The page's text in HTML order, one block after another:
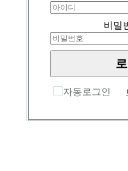
비밀
자동로그인